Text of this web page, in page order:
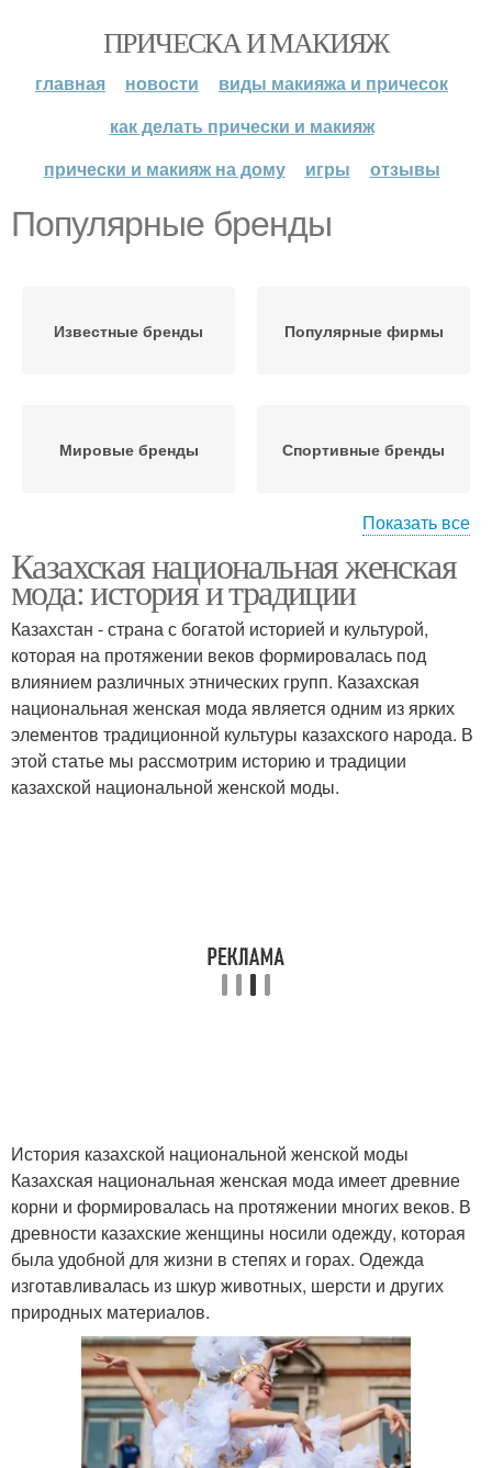
ПРИЧЕСКА И МАКИЯЖ
главная новости
виды макияжа и причесок
как делать прически и макияж
прически и макияж на дому
игры отзывы
Популярные бренды
Известные бренды Популярные фирмы
Мировые бренды Спортивные бренды
молодежные
Качественные бренды
Дорогие бренды
Показать все
Казахская национальная женская
мода: история и традиции
Казахстан - страна с богатой историей и культурой,
которая на протяжении веков формировалась под
влиянием различных этнических групп. Казахская
национальная женская мода является одним из ярких
элементов традиционной культуры казахского народа. В
этой статье мы рассмотрим историю и традиции
казахской национальной женской моды.
История казахской национальной женской моды
Казахская национальная женская мода имеет древние
корни и формировалась на протяжении многих веков. В
древности казахские женщины носили одежду, которая
была удобной для жизни в степях и горах. Одежда
изготавливалась из шкур животных, шерсти и других
природных материалов.